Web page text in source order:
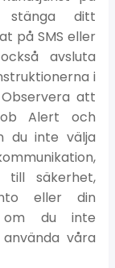
ditt
på SMS eller
avsluta
i
att
Alert och
du inte välja
säkerhet,
eller din
om du inte
våra